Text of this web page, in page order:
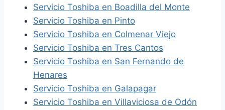
Servicio Toshiba en Boadilla del Monte
Servicio Toshiba en Pinto
Servicio Toshiba en Colmenar Viejo
Servicio Toshiba en Tres Cantos
Servicio Toshiba en San Fernando de
Henares
Servicio Toshiba en Galapagar
Servicio Toshiba en Villaviciosa de Odón